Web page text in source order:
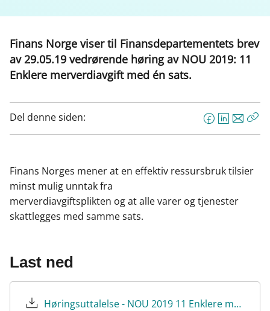
Finans Norge viser til Finansdepartementets brev
av 29.05.19 vedrørende høring av NOU 2019: 11
Enklere merverdiavgift med én sats.
Del denne siden:
F
a
e
o
o
L
i
k
d
E
-
o
t
Finans Norges mener at en effektiv ressursbruk tilsier
minst mulig unntak fra
merverdiavgiftsplikten og at alle varer og tjenester
skattlegges med samme sats.
Last ned
Høringsuttalelse - NOU 2019 11 Enklere merverdiavgift med én sats.pdf